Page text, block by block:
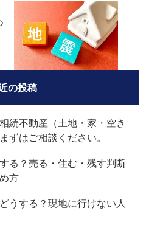
の投稿
続不動産（土地・家・空き
ずはご相談ください。
る？売る・住む・残す判断
方
うする？現地に行けない人